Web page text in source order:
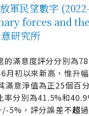
軍民望數字
forces and
研究所
滿意度評分分別為
月初以來新高，惟升
意淨值為正25個百
分別為41.5%和
5%，評分誤差不超